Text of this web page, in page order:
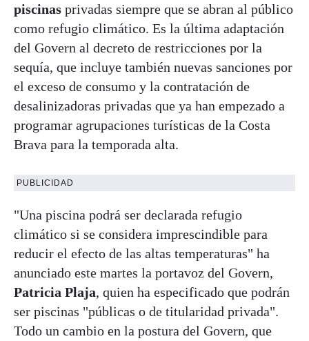
piscinas privadas siempre que se abran al público
como refugio climático. Es la última adaptación
del Govern al decreto de restricciones por la
sequía, que incluye también nuevas sanciones por
el exceso de consumo y la contratación de
desalinizadoras privadas que ya han empezado a
programar agrupaciones turísticas de la Costa
Brava para la temporada alta.
PUBLICIDAD
"Una piscina podrá ser declarada refugio
climático si se considera imprescindible para
reducir el efecto de las altas temperaturas" ha
anunciado este martes la portavoz del Govern,
Patricia Plaja, quien ha especificado que podrán
ser piscinas "públicas o de titularidad privada".
Todo un cambio en la postura del Govern, que